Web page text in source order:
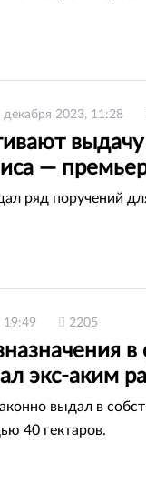
декабря 2023, 11:28
—
ряд поручений
19:49 2205
в
экс-аким
выдал в
40 гектаров.